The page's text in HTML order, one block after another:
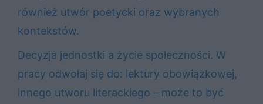
również utwór poetycki oraz wybranych
kontekstów.
Decyzja jednostki a życie społeczności. W
pracy odwołaj się do: lektury obowiązkowej,
innego utworu literackiego – może to być